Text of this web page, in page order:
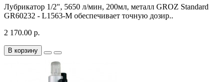
Лубрикатор 1/2", 5650 л/мин, 200мл, металл GROZ Standard
GR60232 - L1563-M обеспечивает точную дозир..
2 170.00 р.
В корзину